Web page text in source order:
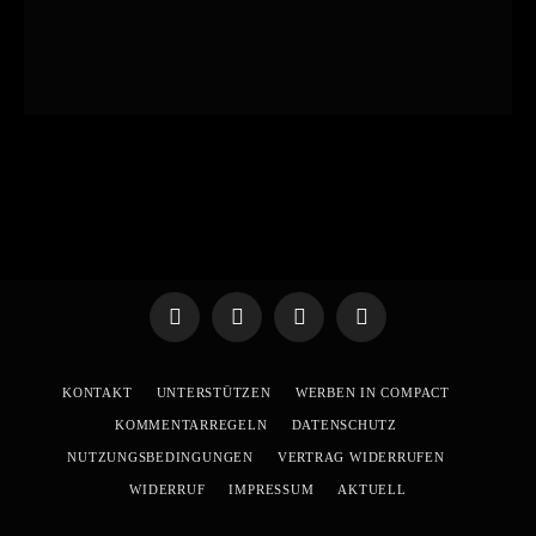
TelegramWhatsApp
X
YouTube
KONTAKT UNTERSTÜTZEN WERBEN IN COMPACT
KOMMENTARREGELN DATENSCHUTZ
NUTZUNGSBEDINGUNGEN VERTRAG WIDERRUFEN
WIDERRUF IMPRESSUM AKTUELL